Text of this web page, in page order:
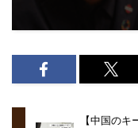
【中国の